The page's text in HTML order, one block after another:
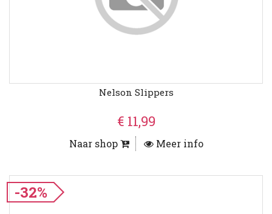
Nelson Slippers
€ 11,99
Naar shop Meer info
-32%